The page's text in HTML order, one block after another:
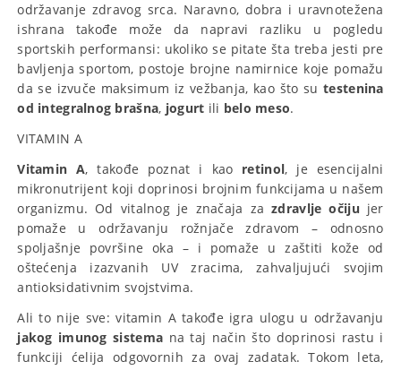
održavanje zdravog srca. Naravno, dobra i uravnotežena
ishrana takođe može da napravi razliku u pogledu
sportskih performansi: ukoliko se pitate šta treba jesti pre
bavljenja sportom, postoje brojne namirnice koje pomažu
da se izvuče maksimum iz vežbanja, kao što sutestenina
od integralnog brašna, jogurt ili belo meso.
VITAMIN A
Vitamin A, takođe poznat i kao retinol, je esencijalni
mikronutrijent koji doprinosi brojnim funkcijama u našem
organizmu. Od vitalnog je značaja zazdravlje očiju jer
pomaže u održavanju rožnjače zdravom – odnosno
spoljašnje površine oka – i pomaže u zaštiti kože od
oštećenja izazvanih UV zracima, zahvaljujući svojim
antioksidativnim svojstvima.
Ali to nije sve: vitamin A takođe igra ulogu u održavanju
jakog imunog sistema na taj način što doprinosi rastu i
funkciji ćelija odgovornih za ovaj zadatak. Tokom leta,